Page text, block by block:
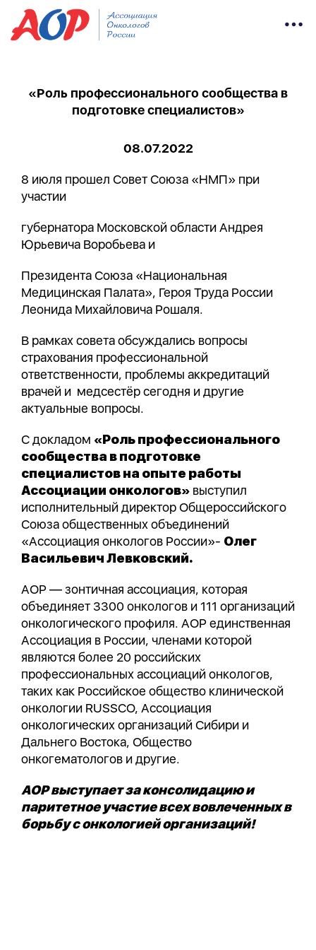
«Роль профессионального сообщества в
подготовке специалистов»
08.07.2022
8 июля прошел Совет Союза «НМП» при
участии
губернатора Московской области Андрея
Юрьевича Воробьева и
Президента Союза «Национальная
Медицинская Палата», Героя Труда России
Леонида Михайловича Рошаля.
В рамках совета обсуждались вопросы
страхования профессиональной
ответственности, проблемы аккредитаций
врачей и медсестёр сегодня и другие
актуальные вопросы.
С докладом «Роль профессионального
сообщества в подготовке
специалистов на опыте работы
Ассоциации онкологов» выступил
исполнительный директор Общероссийского
Союза общественных объединений
«Ассоциация онкологов России»- Олег
Васильевич Левковский.
АОР — зонтичная ассоциация, которая
объединяет 3300 онкологов и 111 организаций
онкологического профиля. АОР единственная
Ассоциация в России, членами которой
являются более 20 российских
профессиональных ассоциаций онкологов,
таких как Российское общество клинической
онкологии RUSSCO, Ассоциация
онкологических организаций Сибири и
Дальнего Востока, Общество
онкогематологов и другие.
АОР выступает за консолидацию и
паритетное участие всех вовлеченных в
борьбу с онкологией организаций!